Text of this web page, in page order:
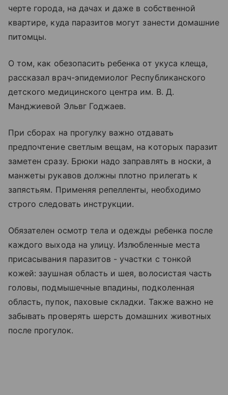
черте города, на дачах и даже в собственной
квартире, куда паразитов могут занести домашние
питомцы.
О том, как обезопасить ребенка от укуса клеща,
рассказал врач-эпидемиолог Республиканского
детского медицинского центра им. В. Д.
Манджиевой Эльвг Годжаев.
При сборах на прогулку важно отдавать
предпочтение светлым вещам, на которых паразит
заметен сразу. Брюки надо заправлять в носки, а
манжеты рукавов должны плотно прилегать к
запястьям. Применяя репелленты, необходимо
строго следовать инструкции.
Обязателен осмотр тела и одежды ребенка после
каждого выхода на улицу. Излюбленные места
присасывания паразитов - участки с тонкой
кожей: заушная область и шея, волосистая часть
головы, подмышечные впадины, подколенная
область, пупок, паховые складки. Также важно не
забывать проверять шерсть домашних животных
после прогулок.